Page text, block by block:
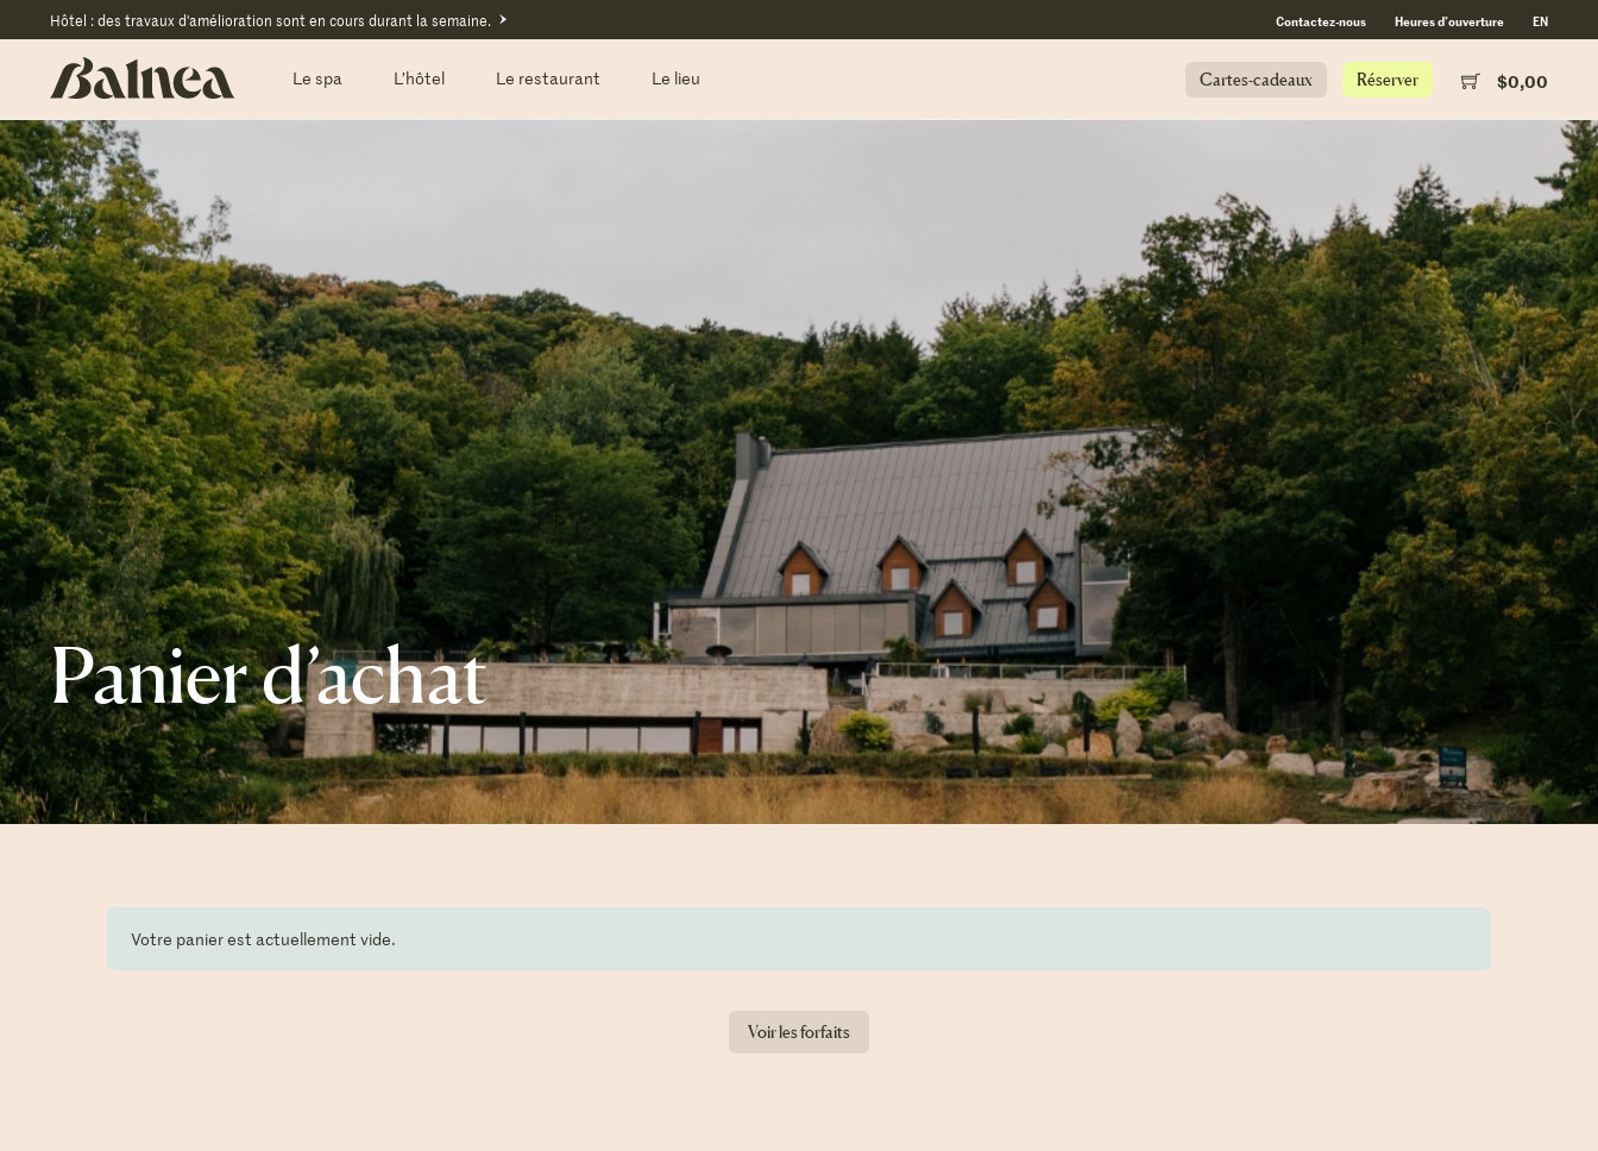
Hôtel : des travaux d'amélioration sont en cours durant la semaine. Contactez-nous Heures d’ouverture EN
Le spa L’hôtel Le restaurant Le lieu Cartes-cadeaux Réserver $0,00
Panier d’achat
Votre panier est actuellement vide.
Voir les forfaits